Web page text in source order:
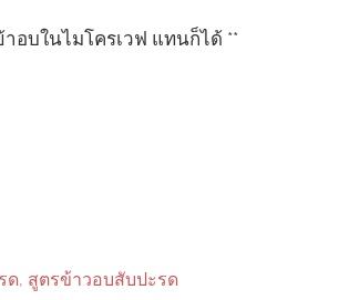
อบในไมโครเวฟ แทนก็ได้ **
ด, สูตรข้าวอบสับปะรด